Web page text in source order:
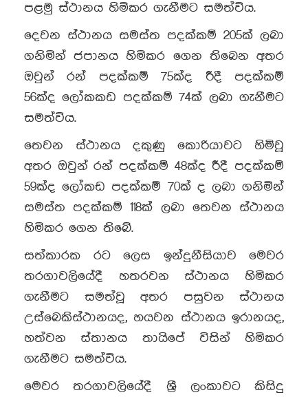
පළමු ස්ථානය හිමිකර ගැනීමට සමත්විය.
දෙවන ස්ථානය සමස්ත පදක්කම් 205ක් ලබා
ගනිමින් ජපානය හිමිකර ගෙන තිබෙන අතර
ඔවුන් රන් පදක්කම් 75ක්ද රීදී පදක්කම්
56ක්ද ලෝකකඩ පදක්කම් 74ක් ලබා ගැනීමට
සමත්විය.
තෙවන ස්ථානය දකුණු කොරියාවට හිමිවූ
අතර ඔවුන් රන් පදක්කම් 48ක්ද රීදී පදක්කම්
59ක්ද ලෝකඩ පදක්කම් 70ක් ද ලබා ගනිමින්
සමස්ත පදක්කම් 118ක් ලබා තෙවන ස්ථානය
හිමිකර ගෙන තිබේ.
සත්කාරක රට ලෙස ඉන්දුනීසියාව මෙවර
තරගාවලියේදී හතරවන ස්ථානය හිමිකර
ගැනීමට සමත්වූ අතර පසුවන ස්ථානය
උස්බෙකිස්ථානයද, හයවන ස්ථානය ඉරානයද,
හත්වන ස්තානය තායිපේ විසින් හිමිකර
ගැනීමට සමත්විය.
මෙවර තරගාවලියේදී ශ්‍රී ලංකාවට කිසිදු